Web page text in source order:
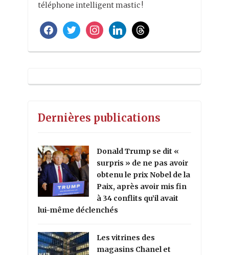
téléphone intelligent mastic !
facebooktwitterinstagramlinkedinthreads
Dernières publications
Donald Trump se dit «
surpris » de ne pas avoir
obtenu le prix Nobel de la
Paix, après avoir mis fin
à 34 conflits qu’il avait
lui-même déclenchés
Les vitrines des
magasins Chanel et